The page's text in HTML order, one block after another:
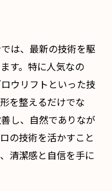
重要性
理想を実現
ションを知ろう
がもたらす効果
引き出す眉毛デザ
毛サロンで自信を
ロン
は、最新の技術を駆
す。特に人気なの
ウリフトといった技
を整えるだけでな
し、自然でありなが
の技術を活かすこと
清潔感と自信を手に